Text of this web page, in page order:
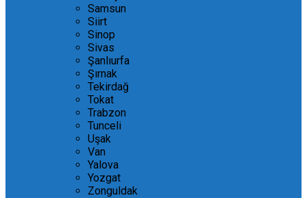
Samsun
Siirt
Sinop
Sivas
Şanlıurfa
Şırnak
Tekirdağ
Tokat
Trabzon
Tunceli
Uşak
Van
Yalova
Yozgat
Zonguldak